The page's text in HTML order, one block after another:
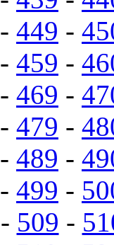
- 449 -
- 459 -
- 469 -
- 479 -
- 489 -
- 499 -
- 509 -